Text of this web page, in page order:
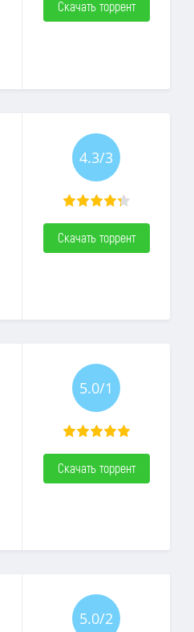
Скачать торрент
4.3/3
Скачать торрент
5.0/1
Скачать торрент
5.0/2